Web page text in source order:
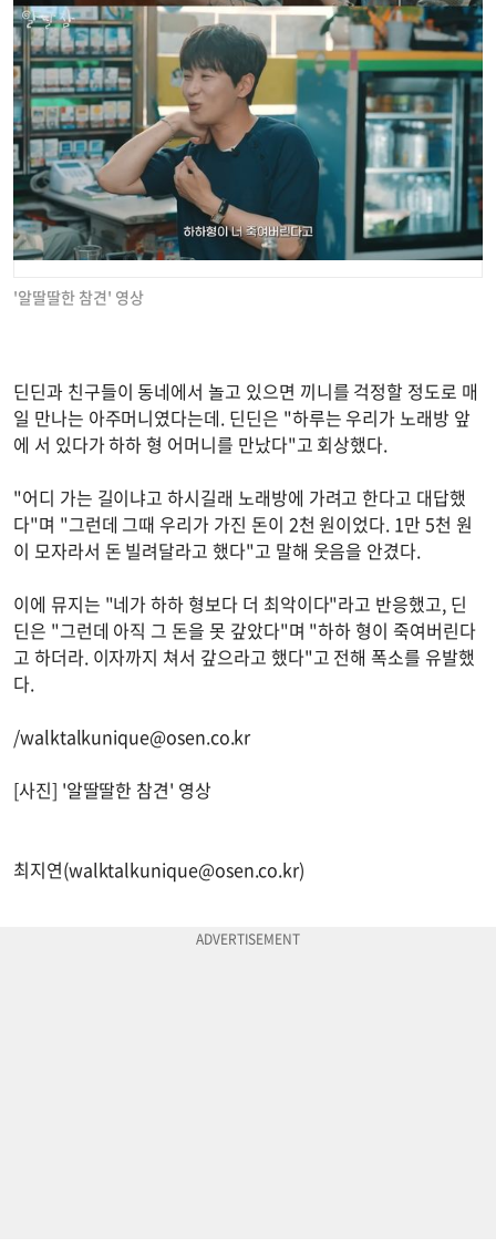
'알딸딸한 참견' 영상
딘딘과 친구들이 동네에서 놀고 있으면 끼니를 걱정할 정도로 매
일 만나는 아주머니였다는데. 딘딘은 "하루는 우리가 노래방 앞
에 서 있다가 하하 형 어머니를 만났다"고 회상했다.
"어디 가는 길이냐고 하시길래 노래방에 가려고 한다고 대답했
다"며 "그런데 그때 우리가 가진 돈이 2천 원이었다. 1만 5천 원
이 모자라서 돈 빌려달라고 했다"고 말해 웃음을 안겼다.
이에 뮤지는 "네가 하하 형보다 더 최악이다"라고 반응했고, 딘
딘은 "그런데 아직 그 돈을 못 갚았다"며 "하하 형이 죽여버린다
고 하더라. 이자까지 쳐서 갚으라고 했다"고 전해 폭소를 유발했
다.
/walktalkunique@osen.co.kr
[사진] '알딸딸한 참견' 영상
최지연(walktalkunique@osen.co.kr)